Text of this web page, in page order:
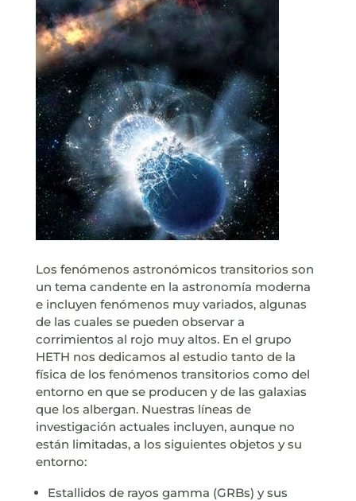
Los fenómenos astronómicos transitorios son
un tema candente en la astronomía moderna
e incluyen fenómenos muy variados, algunas
de las cuales se pueden observar a
corrimientos al rojo muy altos. En el grupo
HETH nos dedicamos al estudio tanto de la
física de los fenómenos transitorios como del
entorno en que se producen y de las galaxias
que los albergan. Nuestras líneas de
investigación actuales incluyen, aunque no
están limitadas, a los siguientes objetos y su
entorno:
Estallidos de rayos gamma (GRBs) y sus